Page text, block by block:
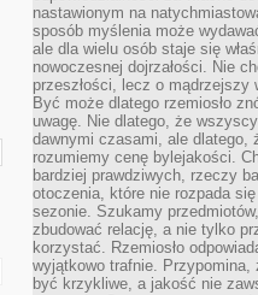
nastawionym na
sposób myślenia może
ale dla wielu osób staje się
nowoczesnej dojrzałości. Nie
przeszłości, lecz o mądrzejszy
Być może dlatego rzemiosło
uwagę. Nie dlatego, że
dawnymi czasami, ale dlatego,
rozumiemy cenę bylejakości.
bardziej prawdziwych, rzeczy
otoczenia, które nie rozpada
sezonie. Szukamy
zbudować relację, a nie tylko
korzystać. Rzemiosło
wyjątkowo trafnie. Przypomina,
być krzykliwe, a jakość nie